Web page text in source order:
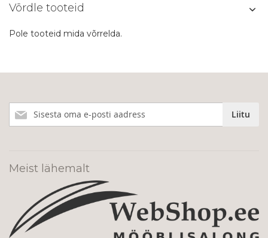
Võrdle tooteid
Pole tooteid mida võrrelda.
meie
Liitu
Meist lähemalt